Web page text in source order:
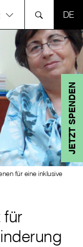
JETZT SPENDEN
für eine inklusive
für